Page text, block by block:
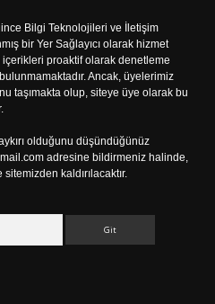
Bilgi Teknolojileri ve İletişim
bir Yer Sağlayıcı olarak hizmet
proaktif olarak denetleme
Ancak, üyelerimiz
taşımakta olup, siteye üye olarak bu
olduğunu düşündüğünüz
adresine bildirmeniz halinde,
kaldırılacaktır.